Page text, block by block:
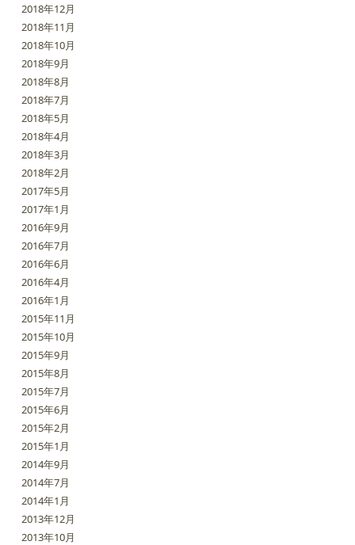
2018年12月
2018年11月
2018年10月
2018年9月
2018年8月
2018年7月
2018年5月
2018年4月
2018年3月
2018年2月
2017年5月
2017年1月
2016年9月
2016年7月
2016年6月
2016年4月
2016年1月
2015年11月
2015年10月
2015年9月
2015年8月
2015年7月
2015年6月
2015年2月
2015年1月
2014年9月
2014年7月
2014年1月
2013年12月
2013年10月